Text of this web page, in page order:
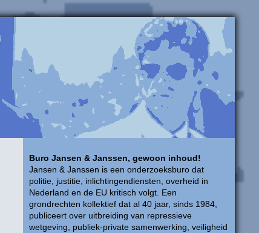
Buro Jansen & Janssen, gewoon inhoud!
Jansen & Janssen is een onderzoeksburo dat
politie, justitie, inlichtingendiensten, overheid in
Nederland en de EU kritisch volgt. Een
grondrechten kollektief dat al 40 jaar, sinds 1984,
publiceert over uitbreiding van repressieve
wetgeving, publiek-private samenwerking, veiligheid